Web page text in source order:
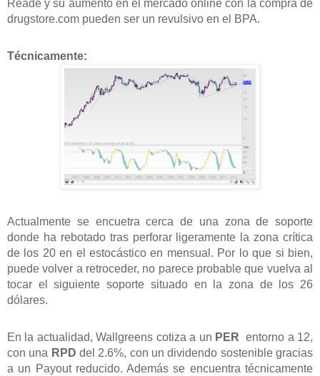
Reade y su aumento en el mercado online con la compra de
drugstore.com pueden ser un revulsivo en el BPA.
Técnicamente:
Actualmente se encuetra cerca de una zona de soporte
donde ha rebotado tras perforar ligeramente la zona crítica
de los 20 en el estocástico en mensual. Por lo que si bien,
puede volver a retroceder, no parece probable que vuelva al
tocar el siguiente soporte situado en la zona de los 26
dólares.
En la actualidad, Wallgreens cotiza a un PERentorno a 12,
con una RPDdel 2.6%, con un dividendo sostenible gracias
a un Payout reducido. Además se encuentra técnicamente